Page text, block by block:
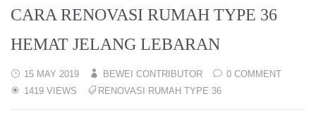
CARA RENOVASI RUMAH TYPE 36
HEMAT JELANG LEBARAN
15 MAY 2019 BEWEI CONTRIBUTOR
0 COMMENT
1419 VIEWS
RENOVASI RUMAH TYPE 36